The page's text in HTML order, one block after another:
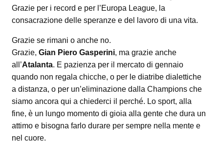
Grazie per i record e per l’Europa League, la
consacrazione delle speranze e del lavoro di una vita.
Grazie se rimani o anche no.
Grazie, Gian Piero Gasperini, ma grazie anche
all’Atalanta. E pazienza per il mercato di gennaio
quando non regala chicche, o per le diatribe dialettiche
a distanza, o per un’eliminazione dalla Champions che
siamo ancora qui a chiederci il perché. Lo sport, alla
fine, è un lungo momento di gioia alla gente che dura un
attimo e bisogna farlo durare per sempre nella mente e
nel cuore.